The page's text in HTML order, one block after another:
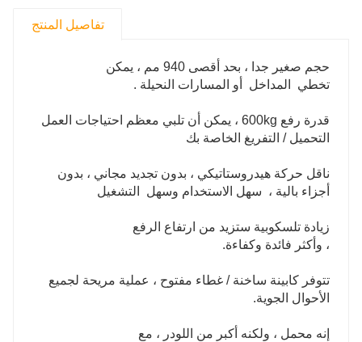
تفاصيل المنتج
حجم صغير جدا ، بحد أقصى 940 مم ، يمكن
تخطي المداخل أو المسارات النحيلة .
قدرة رفع 600kg ، يمكن أن تلبي معظم احتياجات العمل
التحميل / التفريغ الخاصة بك
ناقل حركة هيدروستاتيكي ، بدون تجديد مجاني ، بدون
أجزاء بالية ، سهل الاستخدام وسهل التشغيل
زيادة تلسكوبية ستزيد من ارتفاع الرفع
، وأكثر فائدة وكفاءة.
تتوفر كابينة ساخنة / غطاء مفتوح ، عملية مريحة لجميع
الأحوال الجوية.
إنه محمل ، ولكنه أكبر من اللودر ، مع